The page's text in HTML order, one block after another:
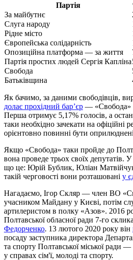
Партія
За майбутнє
Слуга народу
Рідне місто
Європейська солідарність
Опозиційна платформа — за життя
Партія простих людей Сергія Капліна
Свобода
Батьківщина
Як бачимо, за даними свободівців,
долає прохідний бар’єр — «Свобода»
Перша отримує 5,17% голосів, а
таки необхідно зачекати на офіційні
орієнтовно повинні бути
Якщо «Свобода» таки пройде до
вона проведе трьох своїх депутатів.
що це: Юрій Бублик, Юліан
такій черговості вони розташовані у
Нагадаємо, Ігор Скляр — член ВО
учасником Майдану у Києві, потім
артилеристом в полку «Азов». 2016
Полтавської обласної ради 7-го
Федорченко. 13 лютого 2020 року він
посаду заступника директора
та спорту Полтавської міської ради
у справах сім'ї, молоді та спорту.